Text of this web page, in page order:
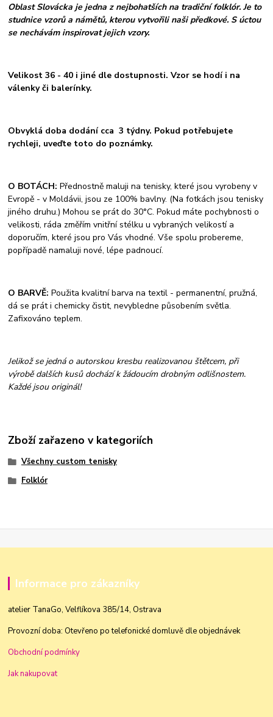
Oblast Slovácka je jedna z nejbohatších na tradiční folklór. Je to
studnice vzorů a námětů, kterou vytvořili naši předkové. S úctou
se nechávám inspirovat jejich vzory.
Velikost 36 - 40 i jiné dle dostupnosti. Vzor se hodí i na
válenky či balerínky.
Obvyklá doba dodání cca 3 týdny. Pokud potřebujete
rychleji, uveďte toto do poznámky.
O BOTÁCH:Přednostně maluji na tenisky, které jsou vyrobeny v
Evropě - v Moldávii, jsou ze 100% bavlny. (Na fotkách jsou tenisky
jiného druhu.) Mohou se prát do 30°C. Pokud máte pochybnosti o
velikosti, ráda změřím vnitřní stélku u vybraných velikostí a
doporučím, které jsou pro Vás vhodné. Vše spolu probereme,
popřípadě namaluji nové, lépe padnoucí.
O BARVĚ: Použita kvalitní barva na textil - permanentní, pružná,
dá se prát i chemicky čistit, nevybledne působením světla.
Zafixováno teplem.
Jelikož se jedná o autorskou kresbu realizovanou štětcem, při
výrobě dalších kusů dochází k žádoucím drobným odlišnostem.
Každé jsou originál!
Zboží zařazeno v kategoriích
Všechny custom tenisky
Folklór
Informace pro zákazníky
atelier TanaGo, Velflíkova 385/14, Ostrava
Provozní doba: Otevřeno po telefonické domluvě dle objednávek
Obchodní podmínky
Jak nakupovat